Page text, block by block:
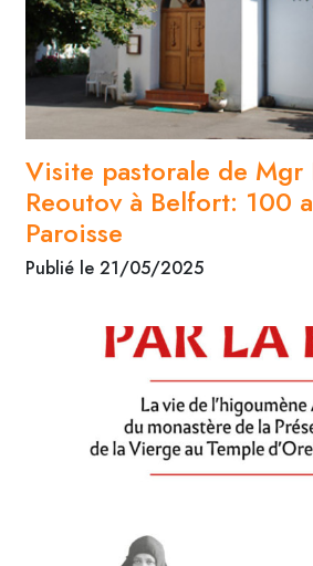
Visite pastorale de Mgr
Reoutov à Belfort: 100
Paroisse
Publié le 21/05/2025